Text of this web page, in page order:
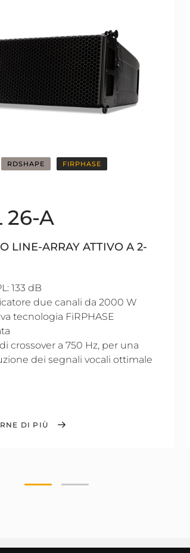
RDSHAPE FIRPHASE
26-A
LINE-ARRAY ATTIVO A 2-
133 dB
due canali da 2000 W
tecnologia FiRPHASE
crossover a 750 Hz, per una
dei segnali vocali ottimale
DI PIÙ